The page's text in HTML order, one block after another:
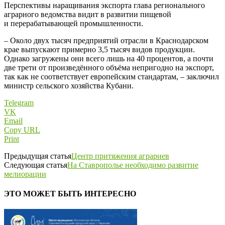
Перспективы наращивания экспорта глава регионального
аграрного ведомства видит в развитии пищевой
и перерабатывающей промышленности.
– Около двух тысяч предприятий отрасли в Краснодарском
крае выпускают примерно 3,5 тысяч видов продукции.
Однако загружены они всего лишь на 40 процентов, а почти
две трети от произведённого объёма непригодно на экспорт,
так как не соответствует европейским стандартам, – заключил
министр сельского хозяйства Кубани.
Telegram
VK
Email
Copy URL
Print
Предыдущая статьяЦентр притяжения аграриев
Следующая статьяНа Ставрополье необходимо развитие
мелиорации
ЭТО МОЖЕТ БЫТЬ ИНТЕРЕСНО